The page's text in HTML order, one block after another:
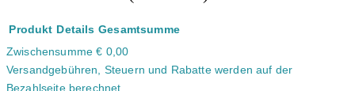
Produkte
im
Produkt Details Gesamtsumme
Zwischensumme€ 0,00
Versandgebühren, Steuern und Rabatte werden auf der
Bezahlseite berechnet.